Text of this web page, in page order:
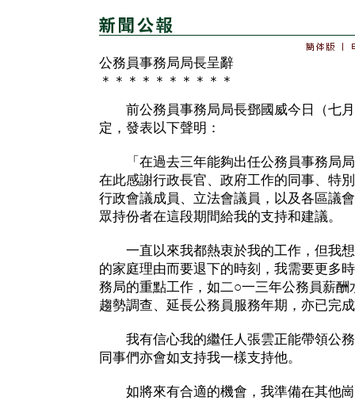
公務員事務局局長呈辭
＊＊＊＊＊＊＊＊＊＊
前公務員事務局局長鄧國威今日（七月
定，發表以下聲明：
「在過去三年能夠出任公務員事務局局
在此感謝行政長官、政府工作的同事、特
行政會議成員、立法會議員，以及各區議
眾持份者在這段期間給我的支持和建議。
一直以來我都熱衷於我的工作，但我想
的家庭理由而要退下的時刻，我需要更多
務局的重點工作，如二○一三年公務員薪
趨勢調查、延長公務員服務年期，亦已完
我有信心我的繼任人張雲正能帶領公務
同事們亦會如支持我一樣支持他。
如將來有合適的機會，我準備在其他崗